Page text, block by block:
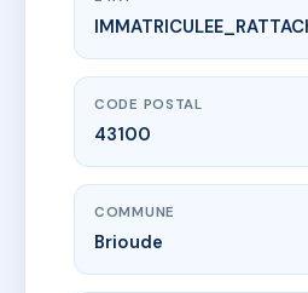
www.vme.plus/
DESAIX
22 bd desaix
CODE POSTAL
43100
COMMUNE
Brioude